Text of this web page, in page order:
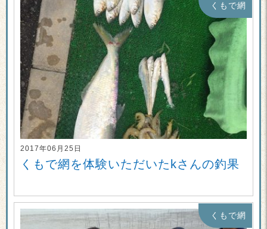
くもで網
2017年06月25日
くもで網を体験いただいたkさんの釣果
くもで網